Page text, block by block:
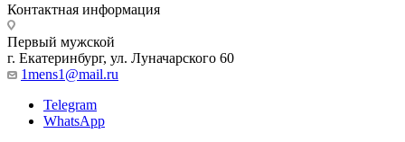
Контактная информация
Первый мужской
г. Екатеринбург, ул. Луначарского 60
1mens1@mail.ru
Telegram
WhatsApp